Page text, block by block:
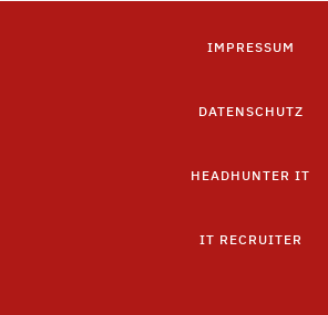
IMPRESSUM
DATENSCHUTZ
HEADHUNTER IT
IT RECRUITER